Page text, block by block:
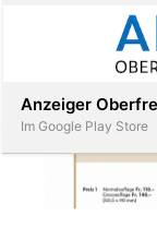
Anzeiger
Im Google Play Store